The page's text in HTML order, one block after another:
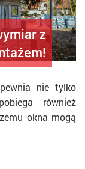
z
nie tylko
również
okna mogą